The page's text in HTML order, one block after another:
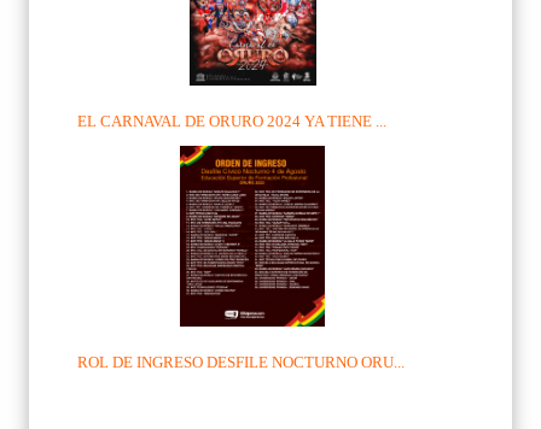
EL CARNAVAL DE ORURO 2024 YA TIENE ...
ROL DE INGRESO DESFILE NOCTURNO ORU...